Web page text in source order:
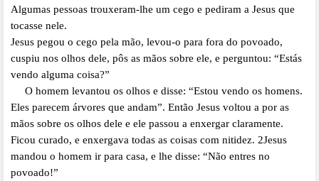
Algumas pessoas trouxeram-lhe um cego e pediram a Jesus que
tocasse nele.
Jesus pegou o cego pela mão, levou-o para fora do povoado,
cuspiu nos olhos dele, pôs as mãos sobre ele, e perguntou: “Estás
vendo alguma coisa?”
O homem levantou os olhos e disse: “Estou vendo os homens.
Eles parecem árvores que andam”. Então Jesus voltou a por as
mãos sobre os olhos dele e ele passou a enxergar claramente.
Ficou curado, e enxergava todas as coisas com nitidez. 2Jesus
mandou o homem ir para casa, e lhe disse: “Não entres no
povoado!”